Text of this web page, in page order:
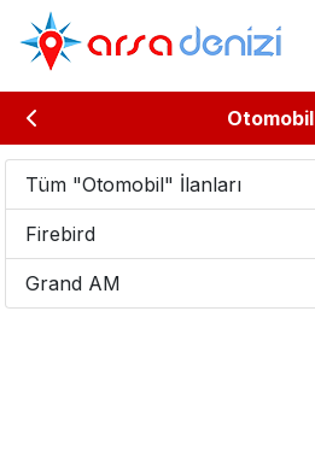
Otomobil
Tüm "Otomobil" İlanları
Firebird
Grand AM